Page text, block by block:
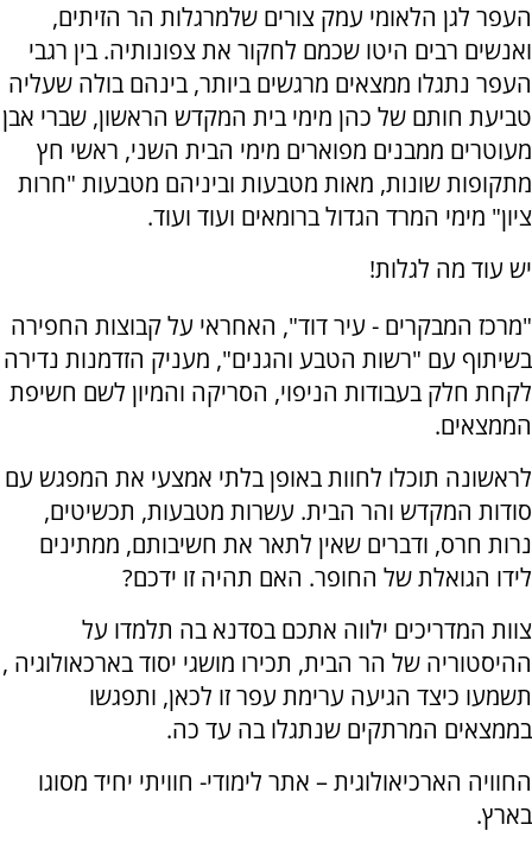
העפר לגן הלאומי עמק צורים שלמרגלות הר הזיתים,
ואנשים רבים היטו שכמם לחקור את צפונותיה. בין רגבי
העפר נתגלו ממצאים מרגשים ביותר, בינהם בולה שעליה
טביעת חותם של כהן מימי בית המקדש הראשון, שברי אבן
מעוטרים ממבנים מפוארים מימי הבית השני, ראשי חץ
מתקופות שונות, מאות מטבעות וביניהם מטבעות "חרות
ציון" מימי המרד הגדול ברומאים ועוד ועוד.
יש עוד מה לגלות!
"מרכז המבקרים - עיר דוד", האחראי על קבוצות החפירה
בשיתוף עם "רשות הטבע והגנים", מעניק הזדמנות נדירה
לקחת חלק בעבודות הניפוי, הסריקה והמיון לשם חשיפת
הממצאים.
לראשונה תוכלו לחוות באופן בלתי אמצעי את המפגש עם
סודות המקדש והר הבית. עשרות מטבעות, תכשיטים,
נרות חרס, ודברים שאין לתאר את חשיבותם, ממתינים
לידו הגואלת של החופר. האם תהיה זו ידכם?
צוות המדריכים ילווה אתכם בסדנא בה תלמדו על
ההיסטוריה של הר הבית, תכירו מושגי יסוד בארכאולוגיה ,
תשמעו כיצד הגיעה ערימת עפר זו לכאן, ותפגשו
בממצאים המרתקים שנתגלו בה עד כה.
החוויה הארכיאולוגית – אתר לימודי- חוויתי יחיד מסוגו
בארץ.